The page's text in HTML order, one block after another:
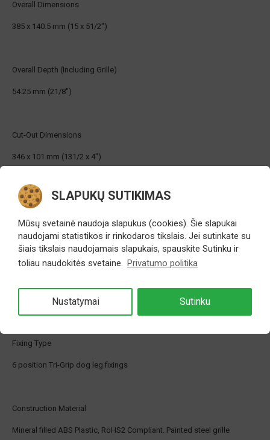
SLAPUKŲ SUTIKIMAS
Mūsų svetainė naudoja slapukus (cookies). Šie slapukai
naudojami statistikos ir rinkodaros tikslais. Jei sutinkate su
šiais tikslais naudojamais slapukais, spauskite Sutinku ir
toliau naudokitės svetaine.
Privatumo politika
Nustatymai Sutinku
Overall Dimensions
385 x 140.5 mm (15 x 51/2")
Overall Depth (Including Grille)
54.25 mm (21/8")
Cut-Out Dimensions
346 x 101 mm (131/2 x 4")
Mounting Depth
50 mm (2")
Connection
Gold Plated Sprung push terminals – For bare wire connection up to 3
Fixing Type
6 position Tri-Grip dog leg fixings
Construction Material
Mineral filled ABS Plastic, RoHS2 Compliant. Painted steel grille